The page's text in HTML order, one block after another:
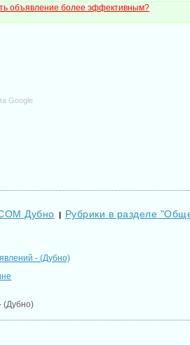
объявление более эффективным?
Google
Дубно | Рубрики в разделе
- (Дубно)
(Дубно)